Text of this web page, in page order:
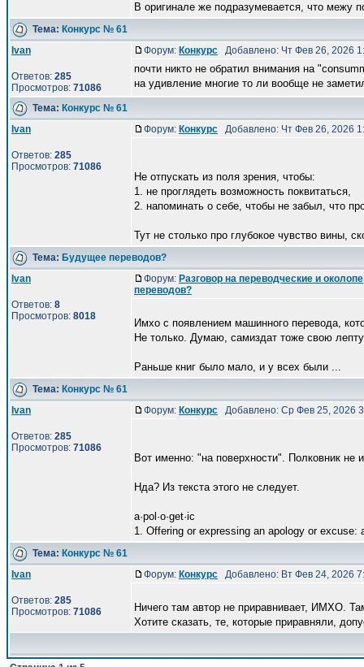
В оригинале же подразумевается, что межу
Тема: Конкурс № 61
Ivan
Ответов: 285
Просмотров: 71086
Форум: Конкурс Добавлено: Чт Фев 26, 2026
почти никто не обратил внимания на
на удивление многие то ли вообще не
Тема: Конкурс № 61
Ivan
Ответов: 285
Просмотров: 71086
Форум: Конкурс Добавлено: Чт Фев 26, 2026
Не отпускать из поля зрения, чтобы:
1. не проглядеть возможность поквитаться,
2. напоминать о себе, чтобы не забыл, что
Тут не столько про глубокое чувство вины,
Тема: Будущее переводов?
Ivan
Ответов: 8
Просмотров: 8018
Форум: Разговор на переводческие и
переводов?
Имхо с появлением машинного перевода,
Не только. Думаю, самиздат тоже свою
Раньше книг было мало, и у всех были ...
Тема: Конкурс № 61
Ivan
Ответов: 285
Просмотров: 71086
Форум: Конкурс Добавлено: Ср Фев 25, 2026
Вот именно: "на поверхности". Полковник
Нда? Из текста этого не следует.
a·pol·o·get·ic
1. Offering or expressing an apology or excuse:
Тема: Конкурс № 61
Ivan
Ответов: 285
Просмотров: 71086
Форум: Конкурс Добавлено: Вт Фев 24, 2026
Ничего там автор не приравнивает,
Хотите сказать, те, которые приравняли,